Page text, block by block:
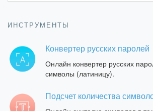
ИНСТРУМЕНТЫ
Конвертер русских паролей
Онлайн конвертер русских
символы (латиницу).
Подсчет количества